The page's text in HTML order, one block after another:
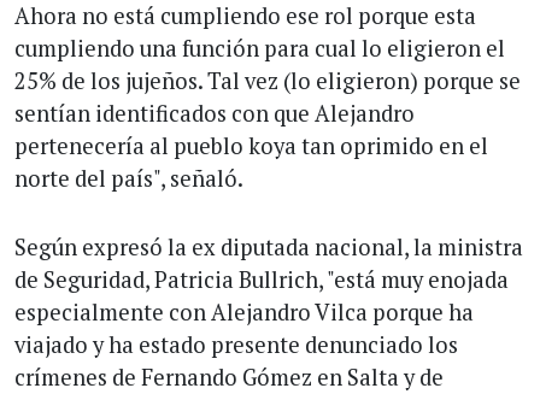
Ahora no está cumpliendo ese rol porque esta
cumpliendo una función para cual lo eligieron el
25% de los jujeños. Tal vez (lo eligieron) porque se
sentían identificados con que Alejandro
pertenecería al pueblo koya tan oprimido en el
norte del país", señaló.
Según expresó la ex diputada nacional, la ministra
de Seguridad, Patricia Bullrich, "está muy enojada
especialmente con Alejandro Vilca porque ha
viajado y ha estado presente denunciado los
crímenes de Fernando Gómez en Salta y de